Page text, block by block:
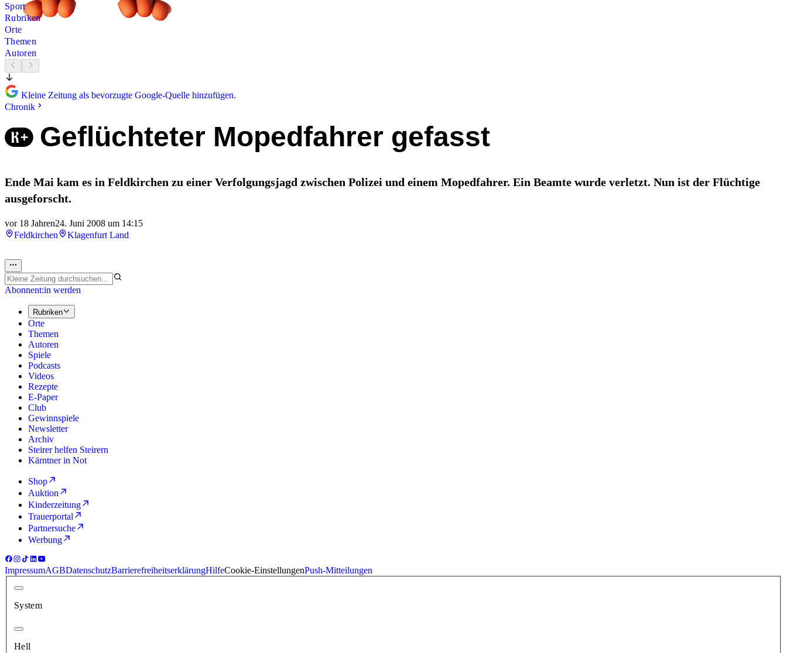
Sport
Rubriken
Orte
Themen
Autoren
Kleine Zeitung als bevorzugte Google-Quelle hinzufügen.
Chronik
Geflüchteter Mopedfahrer gefasst
Ende Mai kam es in Feldkirchen zu einer Verfolgungsjagd zwischen Polizei und einem Mopedfahrer. Ein Beamte wurde verletzt. Nun ist der Flüchtige
ausgeforscht.
vor 18 Jahren24. Juni 2008 um 14:15
Feldkirchen
Klagenfurt Land
Abonnent:in werden
Rubriken
Orte
Themen
Autoren
Spiele
Podcasts
Videos
Rezepte
E-Paper
Club
Gewinnspiele
Newsletter
Archiv
Steirer helfen Steirern
Kärntner in Not
Shop
Auktion
Kinderzeitung
Trauerportal
Partnersuche
Werbung
ImpressumAGBDatenschutzBarrierefreiheitserklärungHilfeCookie-EinstellungenPush-Mitteilungen
System
Hell